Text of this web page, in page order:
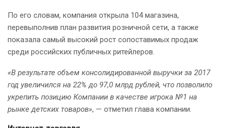
По его словам, компания открыла 104 магазина,
перевыполнив план развития розничной сети, а также
показала самый высокий рост сопоставимых продаж
среди российских публичных ритейлеров.
«В результате объем консолидированной выручки за 2017
год увеличился на 22% до 97,0 млрд рублей, что позволило
укрепить позицию Компании в качестве игрока №1 на
рынке детских товаров», — отметил глава компании.